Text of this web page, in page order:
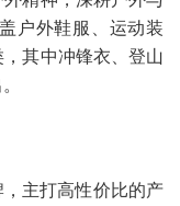
户外鞋服、运动装
其中冲锋衣、登山
主打高性价比的产